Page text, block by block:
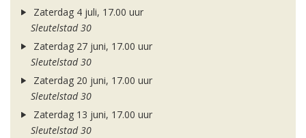
Zaterdag 4 juli, 17.00 uur
Sleutelstad 30
Zaterdag 27 juni, 17.00 uur
Sleutelstad 30
Zaterdag 20 juni, 17.00 uur
Sleutelstad 30
Zaterdag 13 juni, 17.00 uur
Sleutelstad 30